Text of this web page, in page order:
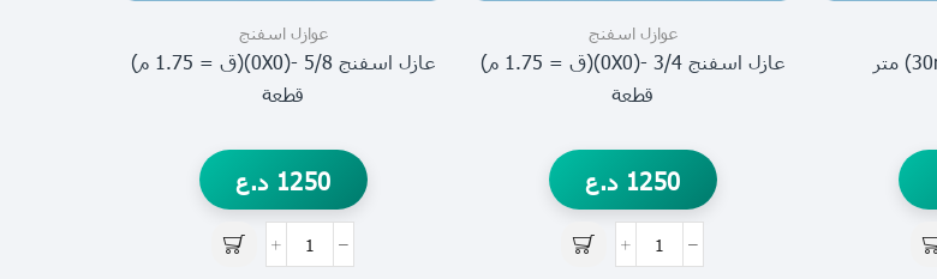
عوازل اسفنج
عازل اسفنج 3/4 -(0X0)(ق = 1.75 م)
قطعة
1250 د.ع
عوازل اسفنج
عازل اسفنج 5/8 -(0X0)(ق = 1.75 م)
قطعة
1250 د.ع